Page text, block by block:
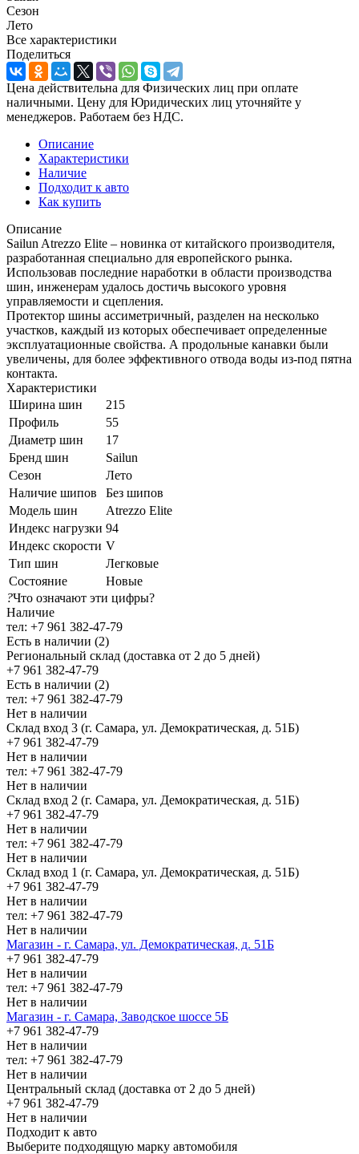
Сезон
Лето
Все характеристики
Поделиться
Цена действительна для Физических лиц при оплате
наличными. Цену для Юридических лиц уточняйте у
менеджеров. Работаем без НДС.
Описание
Характеристики
Наличие
Подходит к авто
Как купить
Описание
Sailun Atrezzo Elite – новинка от китайского производителя,
разработанная специально для европейского рынка.
Использовав последние наработки в области производства
шин, инженерам удалось достичь высокого уровня
управляемости и сцепления.
Протектор шины ассиметричный, разделен на несколько
участков, каждый из которых обеспечивает определенные
эксплуатационные свойства. А продольные канавки были
увеличены, для более эффективного отвода воды из-под пятна
контакта.
Характеристики
Ширина шин
215
Профиль
55
Диаметр шин
17
Бренд шин
Sailun
Сезон
Лето
Наличие шипов
Без шипов
Модель шин
Atrezzo Elite
Индекс нагрузки 94
Индекс скорости V
Тип шин
Легковые
Состояние
Новые
?Что означают эти цифры?
Наличие
тел: +7 961 382-47-79
Есть в наличии (2)
Региональный склад (доставка от 2 до 5 дней)
+7 961 382-47-79
Есть в наличии (2)
тел: +7 961 382-47-79
Нет в наличии
Склад вход 3 (г. Самара, ул. Демократическая, д. 51Б)
+7 961 382-47-79
Нет в наличии
тел: +7 961 382-47-79
Нет в наличии
Склад вход 2 (г. Самара, ул. Демократическая, д. 51Б)
+7 961 382-47-79
Нет в наличии
тел: +7 961 382-47-79
Нет в наличии
Склад вход 1 (г. Самара, ул. Демократическая, д. 51Б)
+7 961 382-47-79
Нет в наличии
тел: +7 961 382-47-79
Нет в наличии
Магазин - г. Самара, ул. Демократическая, д. 51Б
+7 961 382-47-79
Нет в наличии
тел: +7 961 382-47-79
Нет в наличии
Магазин - г. Самара, Заводское шоссе 5Б
+7 961 382-47-79
Нет в наличии
тел: +7 961 382-47-79
Нет в наличии
Центральный склад (доставка от 2 до 5 дней)
+7 961 382-47-79
Нет в наличии
Подходит к авто
Выберите подходящую марку автомобиля